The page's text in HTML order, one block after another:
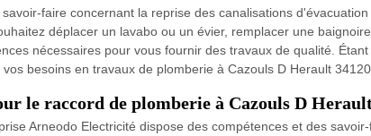
faire concernant la reprise des canalisations
déplacer un lavabo ou un évier, remplacer une
nécessaires pour vous fournir des travaux de qualité.
besoins en travaux de plomberie à Cazouls D Herault 34120.
le raccord de plomberie à Cazouls D
Arneodo Electricité dispose des compétences et des